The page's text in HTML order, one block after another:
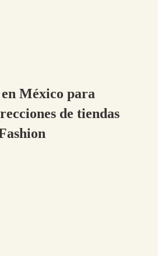
México para
de tiendas